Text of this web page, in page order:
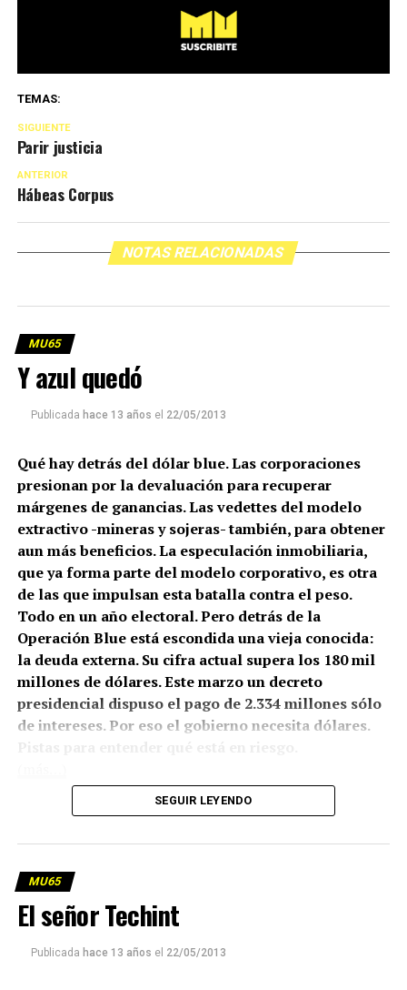
TEMAS:
SIGUIENTE
Parir justicia
ANTERIOR
Hábeas Corpus
NOTAS RELACIONADAS
MU65
Y azul quedó
Publicada hace 13 años el 22/05/2013
Qué hay detrás del dólar blue. Las corporaciones
presionan por la devaluación para recuperar
márgenes de ganancias. Las vedettes del modelo
extractivo -mineras y sojeras- también, para obtener
aun más beneficios. La especulación inmobiliaria,
que ya forma parte del modelo corporativo, es otra
de las que impulsan esta batalla contra el peso.
Todo en un año electoral. Pero detrás de la
Operación Blue está escondida una vieja conocida:
la deuda externa. Su cifra actual supera los 180 mil
millones de dólares. Este marzo un decreto
presidencial dispuso el pago de 2.334 millones sólo
de intereses. Por eso el gobierno necesita dólares.
SEGUIR LEYENDO
MU65
El señor Techint
Publicada hace 13 años el 22/05/2013